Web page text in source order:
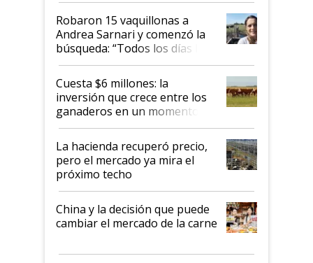
Robaron 15 vaquillonas a
Andrea Sarnari y comenzó la
búsqueda: “Todos los días le
toca a algún productor”
Cuesta $6 millones: la
inversión que crece entre los
ganaderos en un momento
histórico para la actividad
La hacienda recuperó precio,
pero el mercado ya mira el
próximo techo
China y la decisión que puede
cambiar el mercado de la carne